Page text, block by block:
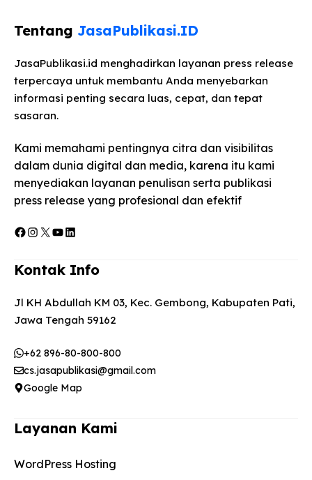
Tentang JasaPublikasi.ID
JasaPublikasi.id menghadirkan layanan press release
terpercaya untuk membantu Anda menyebarkan
informasi penting secara luas, cepat, dan tepat
sasaran.
Kami memahami pentingnya citra dan visibilitas
dalam dunia digital dan media, karena itu kami
menyediakan layanan penulisan serta publikasi
press release yang profesional dan efektif
Facebook
Instagram
X YouTube
LinkedIn
Kontak Info
Jl KH Abdullah KM 03, Kec. Gembong, Kabupaten Pati,
Jawa Tengah 59162
+62 896-80-800-800
cs.jasapublikasi@gmail.com
Google Map
Layanan Kami
WordPress Hosting